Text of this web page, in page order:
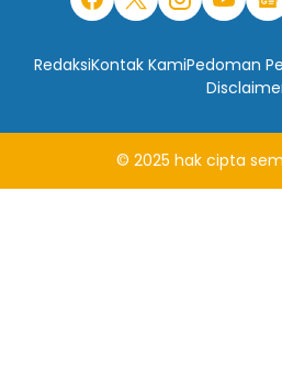
RedaksiKontak KamiPedoman
© 2025 hak cipta